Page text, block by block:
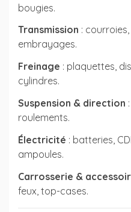
bougies.
Transmission :
embrayages.
Freinage : plaquettes,
cylindres.
Suspension & direction
roulements.
Électricité : batteries,
ampoules.
Carrosserie &
feux, top-cases.